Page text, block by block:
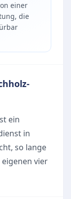
einer
die
ein
in
so lange
vier
in der